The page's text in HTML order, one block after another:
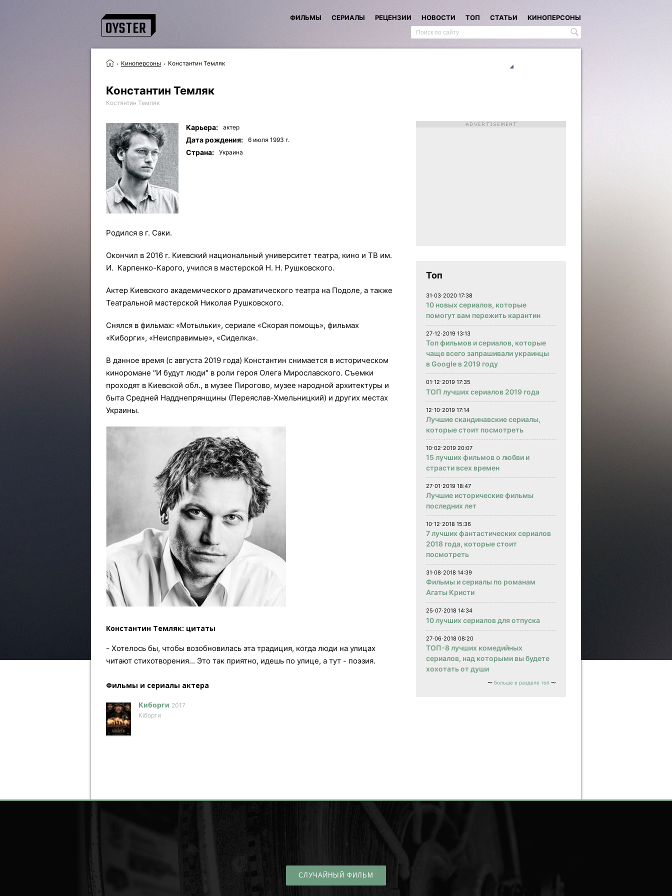
ФИЛЬМЫ СЕРИАЛЫ РЕЦЕНЗИИ НОВОСТИ ТОП СТАТЬИ КИНОПЕРСОНЫ
Киноперсоны Константин Темляк
Константин Темляк
Костянтин Темляк
Карьера: актер
Дата рождения: 6 июля 1993 г.
Страна: Украина
Родился в г. Саки.
Окончил в 2016 г. Киевский национальный университет театра, кино и ТВ им.
И. Карпенко-Карого, учился в мастерской Н. Н. Рушковского.
Актер Киевского академического драматического театра на Подоле, а также
Театральной мастерской Николая Рушковского.
Снялся в фильмах: «Мотыльки», сериале «Скорая помощь», фильмах
«Киборги», «Неисправимые», «Сиделка».
В данное время (с августа 2019 года) Константин снимается в историческом
киноромане "И будут люди" в роли героя Олега Мирославского. Съемки
проходят в Киевской обл., в музее Пирогово, музее народной архитектуры и
быта Средней Надднепрянщины (Переяслав-Хмельницкий) и других местах
Украины.
Константин Темляк: цитаты
- Хотелось бы, чтобы возобновилась эта традиция, когда люди на улицах
читают стихотворения... Это так приятно, идешь по улице, а тут - поэзия.
Фильмы и сериалы актера
Киборги 2017
Кіборги
Топ
31⋅03⋅2020 17:38
10 новых сериалов, которые
помогут вам пережить карантин
27⋅12⋅2019 13:13
Топ фильмов и сериалов, которые
чаще всего запрашивали украинцы
в Google в 2019 году
01⋅12⋅2019 17:35
ТОП лучших сериалов 2019 года
12⋅10⋅2019 17:14
Лучшие скандинавские сериалы,
которые стоит посмотреть
10⋅02⋅2019 20:07
15 лучших фильмов о любви и
страсти всех времен
27⋅01⋅2019 18:47
Лучшие исторические фильмы
последних лет
10⋅12⋅2018 15:36
7 лучших фантастических сериалов
2018 года, которые стоит
посмотреть
31⋅08⋅2018 14:39
Фильмы и сериалы по романам
Агаты Кристи
25⋅07⋅2018 14:34
10 лучших сериалов для отпуска
27⋅06⋅2018 08:20
ТОП-8 лучших комедийных
сериалов, над которыми вы будете
хохотать от души
больше в разделе топ
СЛУЧАЙНЫЙ ФИЛЬМ